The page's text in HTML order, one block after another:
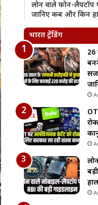
लोन वाले फोन-लैपटॉप
जानिए कब और किन
भारत ट्रेंडिंग
26